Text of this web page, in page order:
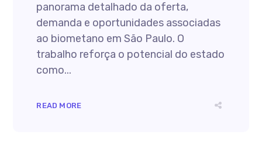
panorama detalhado da oferta,
demanda e oportunidades associadas
ao biometano em São Paulo. O
trabalho reforça o potencial do estado
como...
READ MORE